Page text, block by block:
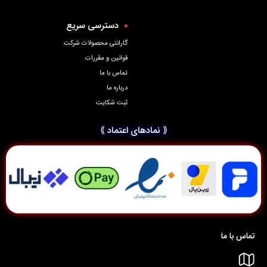
دسترسی سریع
گارانتی محصولات شرکت
قوانین و مقررات
تماس با ما
درباره ما
ثبت شکایت
⟪ نمادهای اعتماد ⟫
تماس با ما